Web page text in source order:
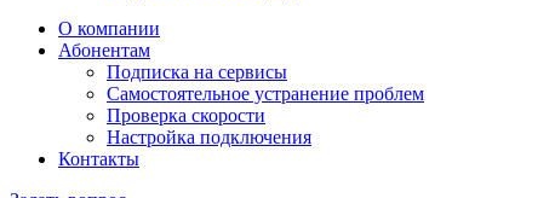
О компании
Абонентам
Подписка на сервисы
Самостоятельное устранение проблем
Проверка скорости
Настройка подключения
Контакты